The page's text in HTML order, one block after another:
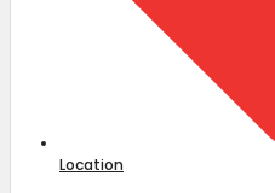
Location